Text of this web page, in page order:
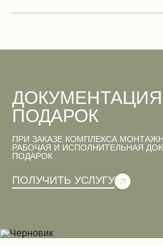
ПОДАРОК
ПРИ ЗАКАЗЕ КОМПЛЕКСА
РАБОЧАЯ И ИСПОЛНИТЕЛЬНАЯ
ПОДАРОК
ПОЛУЧИТЬ УСЛУГУ